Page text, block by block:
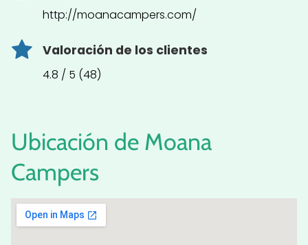
http://moanacampers.com/
Valoración de los clientes
4.8 / 5 (48)
Ubicación de Moana
Campers